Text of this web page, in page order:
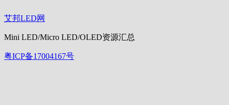
艾邦LED网
Mini LED/Micro LED/OLED资源汇总
粤ICP备17004167号